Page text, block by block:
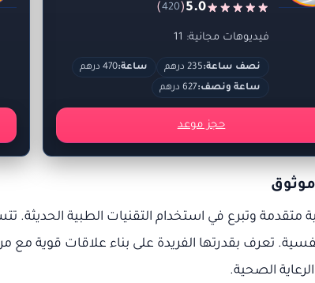
5.0
(
420
)
فيديوهات مجانية: 11
نصف ساعة:235 درهم ساعة:470 درهم
ساعة ونصف:627 درهم
حجز موعد
وتبرع في استخدام التقنيات الطبية الحديثة.
تعرف بقدرتها الفريدة على بناء علاقات قوية مع
الصحية.